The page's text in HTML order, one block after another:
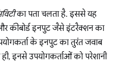
का पता चलता है. इससे यह
कीबोर्ड इनपुट जैसे इंटरैक्शन का
के इनपुट का तुरंत जवाब
इनसे उपयोगकर्ताओं को परेशानी